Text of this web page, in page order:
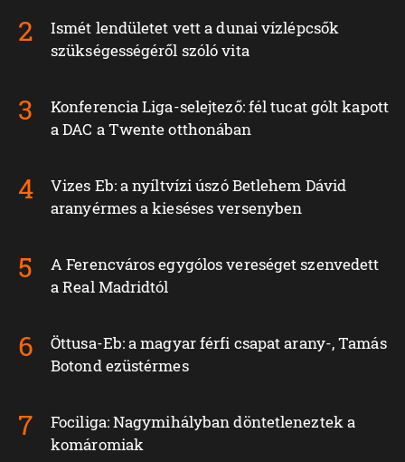
Ismét lendületet vett a dunai vízlépcsők
szükségességéről szóló vita
Konferencia Liga-selejtező: fél tucat gólt kapott
a DAC a Twente otthonában
Vizes Eb: a nyíltvízi úszó Betlehem Dávid
aranyérmes a kieséses versenyben
A Ferencváros egygólos vereséget szenvedett
a Real Madridtól
Öttusa-Eb: a magyar férfi csapat arany-, Tamás
Botond ezüstérmes
Fociliga: Nagymihályban döntetleneztek a
komáromiak